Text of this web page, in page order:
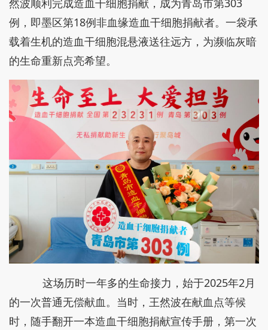
然波顺利完成造血干细胞捐献，成为青岛市第303
例，即墨区第18例非血缘造血干细胞捐献者。一袋承
载着生机的造血干细胞混悬液送往远方，为濒临灰暗
的生命重新点亮希望。
这场历时一年多的生命接力，始于2025年2月
的一次普通无偿献血。当时，王然波在献血点等候
时，随手翻开一本造血干细胞捐献宣传手册，第一次